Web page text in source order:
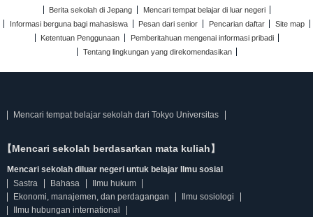
Berita sekolah di Jepang
Mencari tempat belajar di luar negeri
Informasi berguna bagi mahasiswa
Pesan dari senior Pencarian daftar
Site map
Ketentuan Penggunaan
Pemberitahuan mengenai informasi pribadi
Tentang lingkungan yang direkomendasikan
Mencari tempat belajar sekolah dari Tokyo Universitas
【Mencari sekolah berdasarkan mata kuliah】
Mencari sekolah diluar negeri untuk belajar Ilmu sosial
Sastra
Bahasa
Ilmu hukum
Ekonomi, manajemen, dan perdagangan
Ilmu sosiologi
Ilmu hubungan international